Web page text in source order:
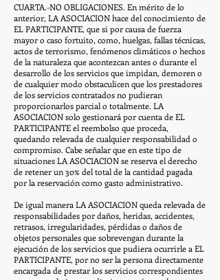
CUARTA.-NO OBLIGACIONES. En mérito de lo
anterior, LA ASOCIACION hace del conocimiento de
EL PARTICIPANTE, que si por causa de fuerza
mayor o caso fortuito, como, huelgas, fallas técnicas,
actos de terrorismo, fenómenos climáticos o hechos
de la naturaleza que acontezcan antes o durante el
desarrollo de los servicios que impidan, demoren o
de cualquier modo obstaculicen que los prestadores
de los servicios contratados no pudieran
proporcionarlos parcial o totalmente. LA
ASOCIACION solo gestionará por cuenta de EL
PARTICIPANTE el reembolso que proceda,
quedando relevada de cualquier responsabilidad o
compromiso. Cabe señalar que en este tipo de
situaciones LA ASOCIACION se reserva el derecho
de retener un 30% del total de la cantidad pagada
por la reservación como gasto administrativo.
De igual manera LA ASOCIACION queda relevada de
responsabilidades por daños, heridas, accidentes,
retrasos, irregularidades, pérdidas o daños de
objetos personales que sobrevengan durante la
ejecución de los servicios que pudiera ocurrirle a EL
PARTICIPANTE, por no ser la persona directamente
encargada de prestar los servicios correspondientes